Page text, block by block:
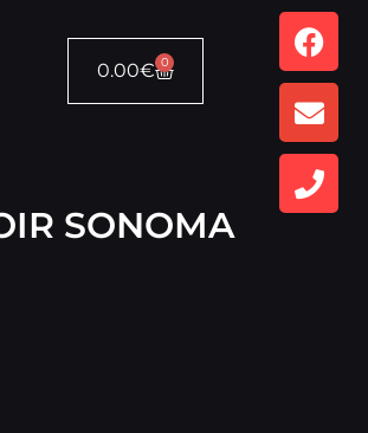
0.00€ 0
SONOMA